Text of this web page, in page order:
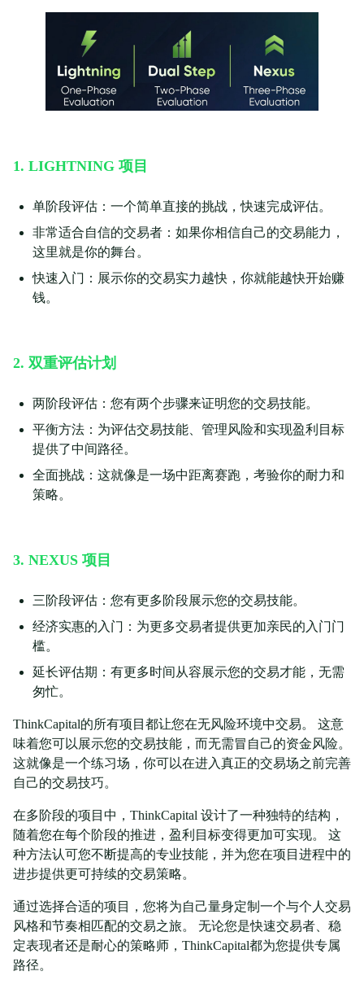
1. LIGHTNING 项目
单阶段评估：一个简单直接的挑战，快速完成评估。
非常适合自信的交易者：如果你相信自己的交易能力，
这里就是你的舞台。
快速入门：展示你的交易实力越快，你就能越快开始赚
钱。
2. 双重评估计划
两阶段评估：您有两个步骤来证明您的交易技能。
平衡方法：为评估交易技能、管理风险和实现盈利目标
提供了中间路径。
全面挑战：这就像是一场中距离赛跑，考验你的耐力和
策略。
3. NEXUS 项目
三阶段评估：您有更多阶段展示您的交易技能。
经济实惠的入门：为更多交易者提供更加亲民的入门门
槛。
延长评估期：有更多时间从容展示您的交易才能，无需
匆忙。
ThinkCapital的所有项目都让您在无风险环境中交易。 这意
味着您可以展示您的交易技能，而无需冒自己的资金风险。
这就像是一个练习场，你可以在进入真正的交易场之前完善
自己的交易技巧。
在多阶段的项目中，ThinkCapital 设计了一种独特的结构，
随着您在每个阶段的推进，盈利目标变得更加可实现。 这
种方法认可您不断提高的专业技能，并为您在项目进程中的
进步提供更可持续的交易策略。
通过选择合适的项目，您将为自己量身定制一个与个人交易
风格和节奏相匹配的交易之旅。 无论您是快速交易者、稳
定表现者还是耐心的策略师，ThinkCapital都为您提供专属
路径。